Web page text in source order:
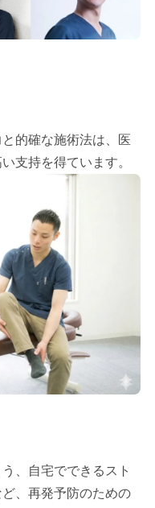
的確な施術法は、医
支持を得ています。
、自宅でできるスト
、再発予防のための